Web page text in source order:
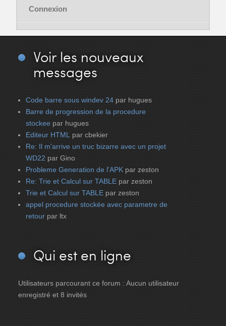
Connexion
Voir les nouveaux
messages
Code barre sous windev 24 par hugues
Barre de progression de la procedure
stockee par hugues
Editeur HTML par cbekier
Re: Il m'arrive un truc bizarre avec un projet
WD22 par Gino
Probleme Generation de l'APK par zeston
Re: Trie et Calcul sur TABLE par zeston
Trie et Calcul sur TABLE par zeston
appel procedure stockée avec parametre de
retour par ltx
Qui est en ligne
Utilisateurs parcourant ce forum : Aucun utilisateur
enregistré et 8 invités